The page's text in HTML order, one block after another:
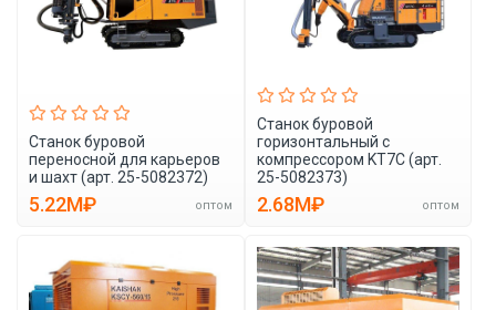
Станок буровой
переносной для карьеров
и шахт (арт. 25-5082372)
5.22M₽ оптом
Станок буровой
горизонтальный с
компрессором KT7C (арт.
25-5082373)
2.68M₽ оптом